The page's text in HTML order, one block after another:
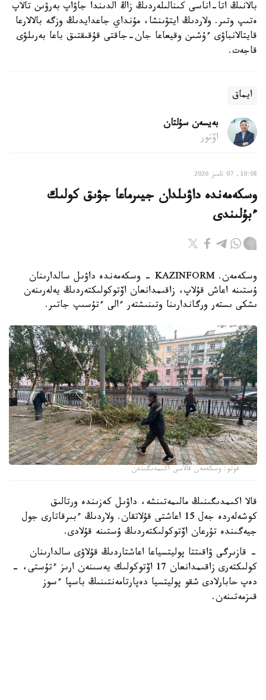
بالانىڭ اتا-اناسى كىنالىلەردىڭ زاڭ الدىندا جاۋاپ بەرۋىن تالاپ
ەتىپ وتىر. ولاردىڭ ايتۋىنشا، مۇنداي جاعدايدىڭ وزگە بالالارعا
قايتالانباۋى ءۇشىن وقيعاعا جان-جاقتى قۇقىقتىق باعا بەرىلۋى
قاجەت.
ايماق
بەيسەن سۇلتان
اۆتور
10:08, 07 تامىز 2026
وسكەمەندە داۋىلدان جيىرماعا جۋىق كولىك
ءبۇلىندى
وسكەمەن. KAZINFORM - وسكەمەندە داۋىل سالدارىنان
ۇستىنە اعاش قۇلاپ، زاقىمدانعان اۆتوكولىكتەردىڭ يەلەرىنەن
ىشكى ىستەر ورگاندارىنا وتىنىشتەر ءالى ءتۇسىپ جاتىر.
فوتو: وسكەمەن قالاسى اكىمدىگىنەن
قالا اكىمدىگىنىڭ مالىمەتىنشە، داۋىل كەزىندە ورتالىق
كوشەلەردە جەل 15 اعاشتى قۇلاتقان. ولاردىڭ ءبىرقاتارى جول
جيەگىندە تۇرعان اۆتوكولىكتەردىڭ ۇستىنە قۇلادى.
- قازىرگى ۋاقىتتا پوليتسياعا اعاشتاردىڭ قۇلاۋى سالدارىنان
كولىكتەرى زاقىمدانعان 17 اۆتوكولىك يەسىنەن ارىز ءتۇستى، -
دەپ حابارلادى شقو پوليتسيا دەپارتامەنتىنىڭ باسپا ءسوز
قىزمەتىنەن.